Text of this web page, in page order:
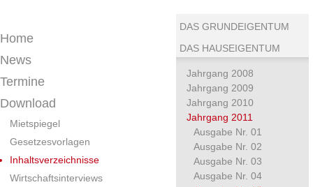
Home
News
Termine
Download
Mietspiegel
Gesetzesvorlagen
Inhaltsverzeichnisse
Wirtschaftsinterviews
DAS GRUNDEIGENTUM
DAS HAUSEIGENTUM
Jahrgang 2008
Jahrgang 2009
Jahrgang 2010
Jahrgang 2011
Ausgabe Nr. 01
Ausgabe Nr. 02
Ausgabe Nr. 03
Ausgabe Nr. 04